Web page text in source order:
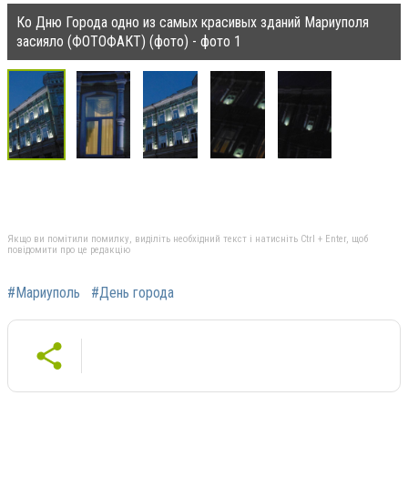
Ко Дню Города одно из самых красивых зданий Мариуполя
засияло (ФОТОФАКТ) (фото) - фото 1
Якщо ви помітили помилку, виділіть необхідний текст і натисніть Ctrl + Enter, щоб
повідомити про це редакцію
#Мариуполь #День города